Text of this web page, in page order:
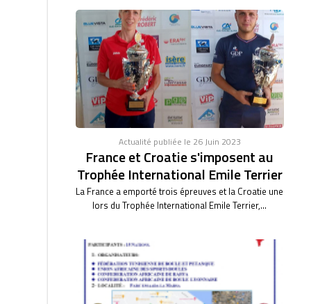
Actualité publiée le 26 Juin 2023
France et Croatie s'imposent au
Trophée International Emile Terrier
La France a emporté trois épreuves et la Croatie une
lors du Trophée International Emile Terrier,...